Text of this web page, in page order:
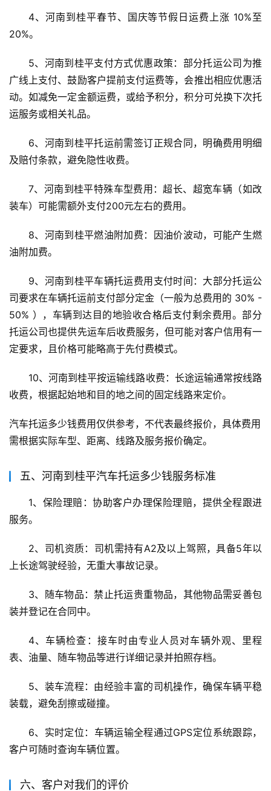
4、河南到桂平春节、国庆等节假日运费上涨 10%至
20%。
5、河南到桂平支付方式优惠政策：部分托运公司为推
广线上支付、鼓励客户提前支付运费等，会推出相应优惠活
动。如减免一定金额运费，或给予积分，积分可兑换下次托
运服务或相关礼品。
6、河南到桂平托运前需签订正规合同，明确费用明细
及赔付条款，避免隐性收费。
7、河南到桂平特殊车型费用：超长、超宽车辆（如改
装车）可能需额外支付200元左右的费用。
8、河南到桂平燃油附加费：因油价波动，可能产生燃
油附加费。
9、河南到桂平车辆托运费用支付时间：大部分托运公
司要求在车辆托运前支付部分定金（一般为总费用的 30% -
50% ），车辆到达目的地验收合格后支付剩余费用。部分
托运公司也提供先运车后收费服务，但可能对客户信用有一
定要求，且价格可能略高于先付费模式。
10、河南到桂平按运输线路收费：长途运输通常按线路
收费，根据起始地和目的地之间的固定线路来定价。
汽车托运多少钱费用仅供参考，不代表最终报价，具体费用
需根据实际车型、距离、线路及服务报价确定。
五、河南到桂平汽车托运多少钱服务标准
1、保险理赔：协助客户办理保险理赔，提供全程跟进
服务。
2、司机资质：司机需持有A2及以上驾照，具备5年以
上长途驾驶经验，无重大事故记录。
3、随车物品：禁止托运贵重物品，其他物品需妥善包
装并登记在合同中。
4、车辆检查：接车时由专业人员对车辆外观、里程
表、油量、随车物品等进行详细记录并拍照存档。
5、装车流程：由经验丰富的司机操作，确保车辆平稳
装载，避免刮擦或碰撞。
6、实时定位：车辆运输全程通过GPS定位系统跟踪，
客户可随时查询车辆位置。
六、客户对我们的评价